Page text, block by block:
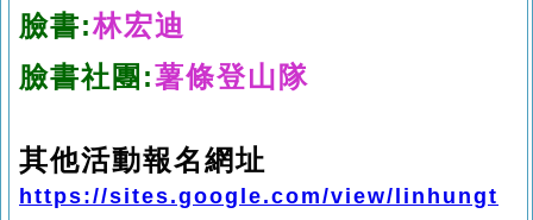
臉書:林宏迪
臉書社團:薯條登山隊
其他活動報名網址
https://sites.google.com/view/linhungt